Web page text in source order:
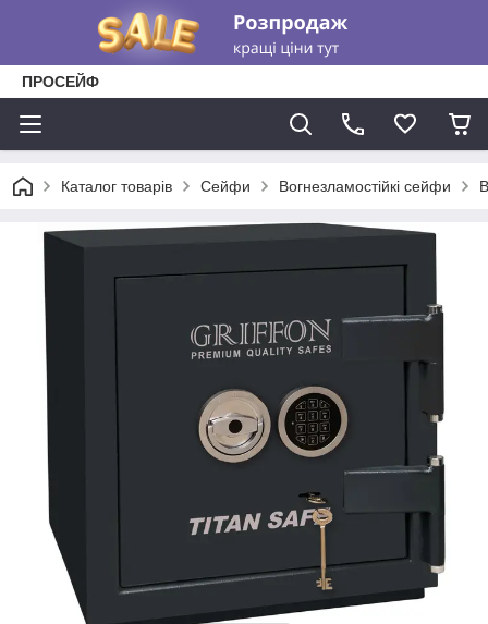
ПРОСЕЙФ
Каталог товарів Сейфи Вогнезламостійкі сейфи